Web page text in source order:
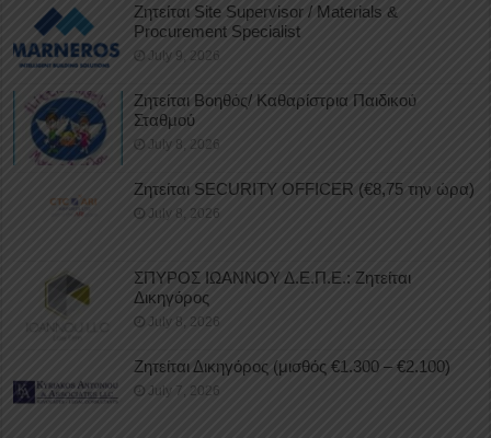
Ζητείται Site Supervisor / Materials &
Procurement Specialist
July 9, 2026
Ζητείται Βοηθός/ Καθαρίστρια Παιδικού
Σταθμού
July 8, 2026
Ζητείται SECURITY OFFICER (€8,75 την ώρα)
July 8, 2026
ΣΠΥΡΟΣ ΙΩΑΝΝΟΥ Δ.Ε.Π.Ε.: Ζητείται
Δικηγόρος
July 8, 2026
Ζητείται Δικηγόρος (μισθός €1.300 – €2.100)
July 7, 2026